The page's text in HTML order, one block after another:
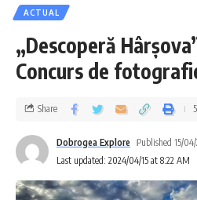
ACTUAL
„Descoperă
Concurs de
Last updated: 2024/04/15 at 8:22 AM
Dobrogea Explore Published 15/
Share